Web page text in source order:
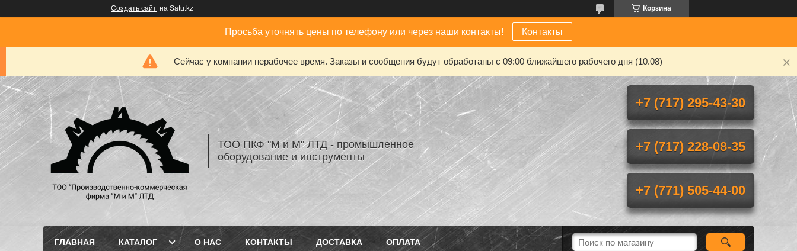
Создать сайт на Satu.kz Корзина
Просьба уточнять цены по телефону или через наши контакты! Контакты
Сейчас у компании нерабочее время. Заказы и сообщения будут обработаны с 09:00 ближайшего рабочего дня (10.08)
ТОО ПКФ "М и М" ЛТД - промышленное
оборудование и инструменты
+7 (717) 295-43-30
+7 (717) 228-08-35
+7 (771) 505-44-00
ГЛАВНАЯ КАТАЛОГ О НАС КОНТАКТЫ ДОСТАВКА ОПЛАТА